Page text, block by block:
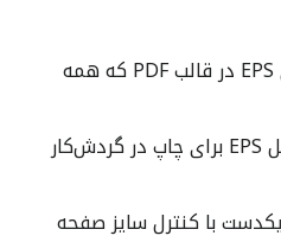
ارسال طرح‌های EPS در قالب PDF که همه
آماده کردن فایل EPS برای چاپ در گردش‌کار
با کنترل سایز صفحه